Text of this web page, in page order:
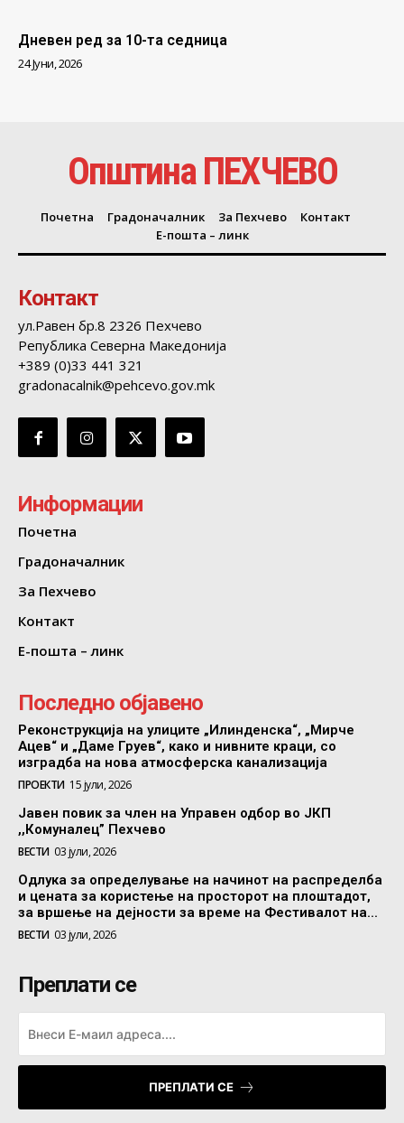
Дневен ред за 10-та седница
24 Јуни, 2026
Општина ПЕХЧЕВО
Почетна Градоначалник За Пехчево
Контакт
Е-пошта – линк
Контакт
ул.Равен бр.8 2326 Пехчево
Република Северна Македонија
+389 (0)33 441 321
gradonacalnik@pehcevo.gov.mk
Информации
Почетна
Градоначалник
За Пехчево
Контакт
Е-пошта – линк
Последно објавено
Реконструкција на улиците „Илинденска“, „Мирче
Ацев“ и „Даме Груев“, како и нивните краци, со
изградба на нова атмосферска канализација
ПРОЕКТИ 15 јули, 2026
Јавен повик за член на Управен одбор во ЈКП
,,Комуналец” Пехчево
ВЕСТИ 03 јули, 2026
Одлука за определување на начинот на распределба
и цената за користење на просторот на плоштадот,
за вршење на дејности за време на Фестивалот на...
ВЕСТИ 03 јули, 2026
Преплати се
ПРЕПЛАТИ СЕ